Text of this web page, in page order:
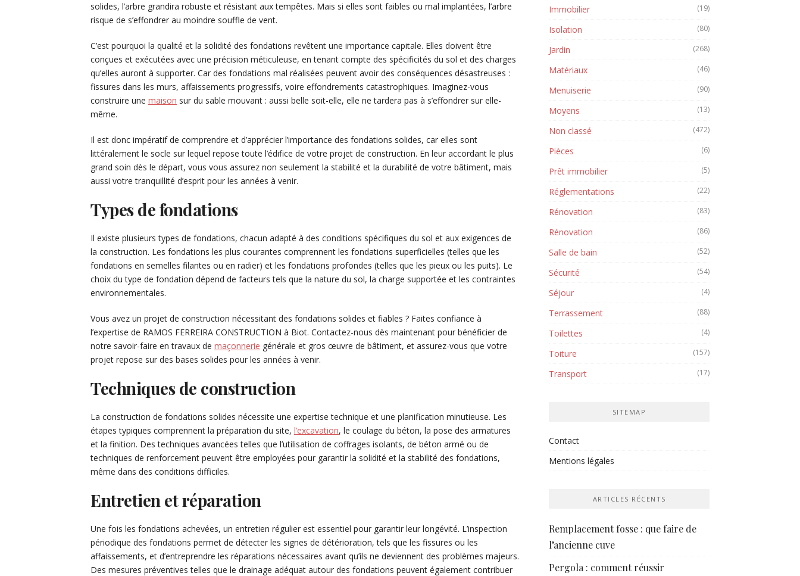
solides, l’arbre grandira robuste et résistant aux tempêtes. Mais si elles sont faibles ou mal implantées, l’arbre
risque de s’effondrer au moindre souffle de vent.
C’est pourquoi la qualité et la solidité des fondations revêtent une importance capitale. Elles doivent être
conçues et exécutées avec une précision méticuleuse, en tenant compte des spécificités du sol et des charges
qu’elles auront à supporter. Car des fondations mal réalisées peuvent avoir des conséquences désastreuses :
fissures dans les murs, affaissements progressifs, voire effondrements catastrophiques. Imaginez-vous
construire une maison sur du sable mouvant : aussi belle soit-elle, elle ne tardera pas à s’effondrer sur elle-
même.
Il est donc impératif de comprendre et d’apprécier l’importance des fondations solides, car elles sont
littéralement le socle sur lequel repose toute l’édifice de votre projet de construction. En leur accordant le plus
grand soin dès le départ, vous vous assurez non seulement la stabilité et la durabilité de votre bâtiment, mais
aussi votre tranquillité d’esprit pour les années à venir.
Types de fondations
Il existe plusieurs types de fondations, chacun adapté à des conditions spécifiques du sol et aux exigences de
la construction. Les fondations les plus courantes comprennent les fondations superficielles (telles que les
fondations en semelles filantes ou en radier) et les fondations profondes (telles que les pieux ou les puits). Le
choix du type de fondation dépend de facteurs tels que la nature du sol, la charge supportée et les contraintes
environnementales.
Vous avez un projet de construction nécessitant des fondations solides et fiables ? Faites confiance à
l’expertise de RAMOS FERREIRA CONSTRUCTION à Biot. Contactez-nous dès maintenant pour bénéficier de
notre savoir-faire en travaux de maçonnerie générale et gros œuvre de bâtiment, et assurez-vous que votre
projet repose sur des bases solides pour les années à venir.
Techniques de construction
La construction de fondations solides nécessite une expertise technique et une planification minutieuse. Les
étapes typiques comprennent la préparation du site, l’excavation, le coulage du béton, la pose des armatures
et la finition. Des techniques avancées telles que l’utilisation de coffrages isolants, de béton armé ou de
techniques de renforcement peuvent être employées pour garantir la solidité et la stabilité des fondations,
même dans des conditions difficiles.
Entretien et réparation
Une fois les fondations achevées, un entretien régulier est essentiel pour garantir leur longévité. L’inspection
périodique des fondations permet de détecter les signes de détérioration, tels que les fissures ou les
affaissements, et d’entreprendre les réparations nécessaires avant qu’ils ne deviennent des problèmes majeurs.
Des mesures préventives telles que le drainage adéquat autour des fondations peuvent également contribuer
Immobilier (19)
Isolation (80)
Jardin (268)
Matériaux (46)
Menuiserie (90)
Moyens (13)
Non classé (472)
Pièces (6)
Prêt immobilier (5)
Réglementations (22)
Rénovation (83)
Rénovation (86)
Salle de bain (52)
Sécurité (54)
Séjour (4)
Terrassement (88)
Toilettes (4)
Toiture (157)
Transport (17)
SITEMAP
Contact
Mentions légales
ARTICLES RÉCENTS
Remplacement fosse : que faire de
l’ancienne cuve
Pergola : comment réussir